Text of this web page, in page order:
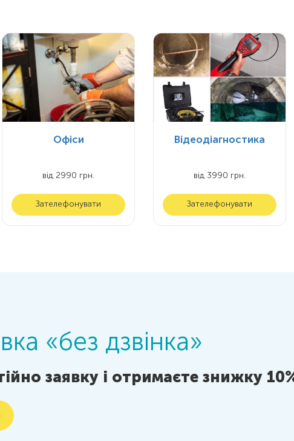
Офіси
від 2990 грн.
Зателефонувати
Відеодіагностика
від 3990 грн.
Зателефонувати
«без дзвінка»
заявку і отримаєте знижку